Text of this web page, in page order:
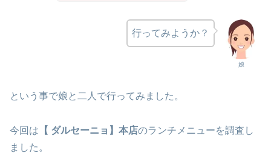
娘
行ってみようか？
という事で娘と二人で行ってみました。
今回は 【 ダルセーニョ】本店のランチメニューを調査し
ました。